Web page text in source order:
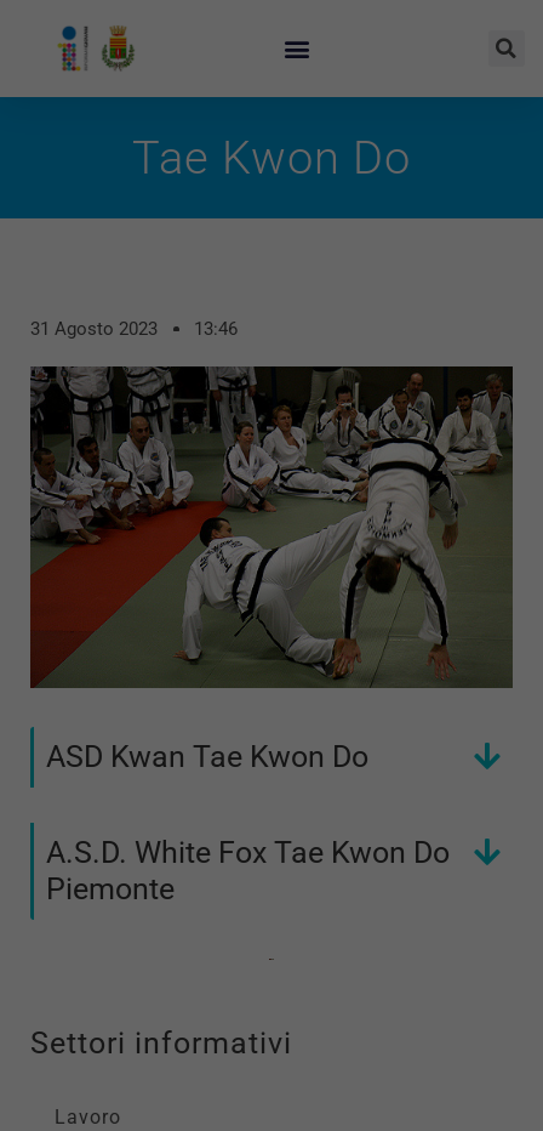
Tae Kwon Do
31 Agosto 2023 13:46
ASD Kwan Tae Kwon Do
A.S.D. White Fox Tae Kwon Do
Piemonte
Settori informativi
Lavoro